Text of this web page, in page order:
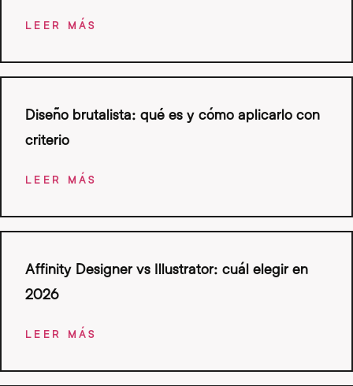
LEER MÁS
Diseño brutalista: qué es y cómo aplicarlo con
criterio
LEER MÁS
Affinity Designer vs Illustrator: cuál elegir en
2026
LEER MÁS